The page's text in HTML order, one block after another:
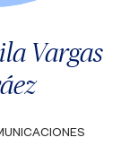
Vargas